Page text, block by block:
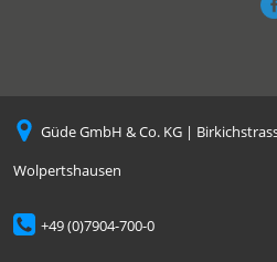
Güde GmbH & Co. KG |
Wolpertshausen
+49 (0)7904-700-0